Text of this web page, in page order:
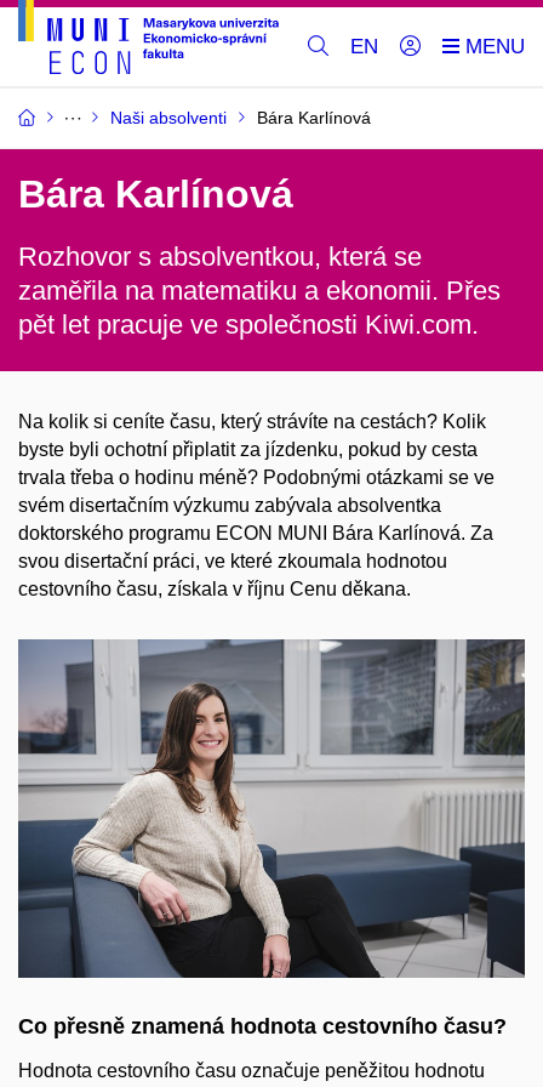
EN
Naši absolventi Bára Karlínová
Bára Karlínová
Rozhovor s absolventkou, která se
zaměřila na matematiku a ekonomii. Přes
pět let pracuje ve společnosti Kiwi.com.
Na kolik si ceníte času, který strávíte na cestách? Kolik
byste byli ochotní připlatit za jízdenku, pokud by cesta
trvala třeba o hodinu méně? Podobnými otázkami se ve
svém disertačním výzkumu zabývala absolventka
doktorského programu ECON MUNI Bára Karlínová. Za
svou disertační práci, ve které zkoumala hodnotou
cestovního času, získala v říjnu Cenu děkana.
Co přesně znamená hodnota cestovního času?
Hodnota cestovního času označuje peněžitou hodnotu